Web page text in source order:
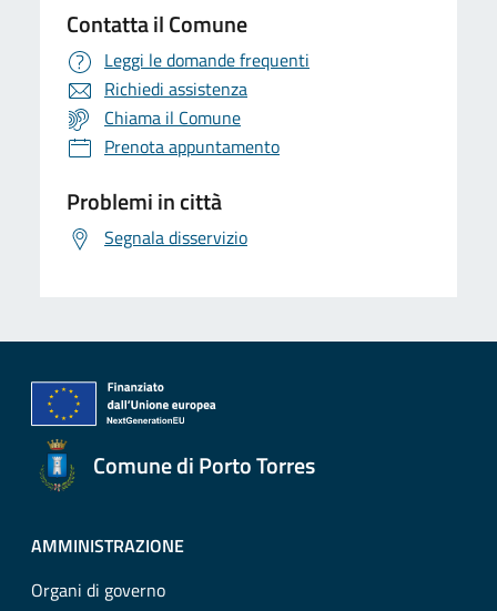
Contatta il Comune
Leggi le domande frequenti
Richiedi assistenza
Chiama il Comune
Prenota appuntamento
Problemi in città
Segnala disservizio
Comune di Porto Torres
AMMINISTRAZIONE
Organi di governo